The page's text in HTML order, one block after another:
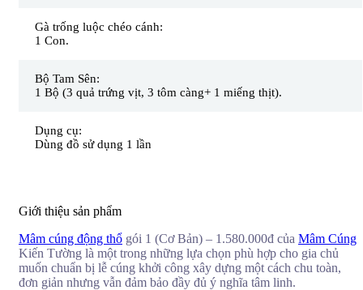
Gà trống luộc chéo cánh:
1 Con.
Bộ Tam Sên:
1 Bộ (3 quả trứng vịt, 3 tôm càng+ 1 miếng thịt).
Dụng cụ:
Dùng đồ sử dụng 1 lần
Giới thiệu sản phẩm
Mâm cúng động thổ gói 1 (Cơ Bản) – 1.580.000đ của Mâm Cúng
Kiến Tường là một trong những lựa chọn phù hợp cho gia chủ
muốn chuẩn bị lễ cúng khởi công xây dựng một cách chu toàn,
đơn giản nhưng vẫn đảm bảo đầy đủ ý nghĩa tâm linh.